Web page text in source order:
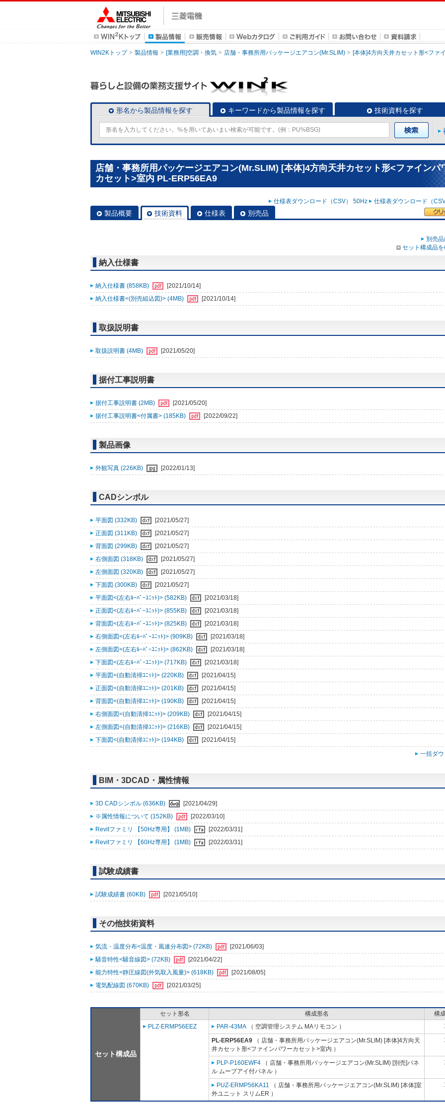
WIN2Kトップ 製品情報 [業務用]空調・換気 店舗・事務所用パッケージエアコン(Mr.SLIM) [本体]4方向天井カセット形<ファ
形名から製品情報を探す キーワードから製品情報を探す 技術資料を探す
店舗・事務所用パッケージエアコン(Mr.SLIM) [本体]4方向天井カセット形<ファインパ
カセット>室内 PL-ERP56EA9
仕様表ダウンロード（CSV） 50Hz 仕様表ダウンロード（
製品概要 技術資料 仕様表 別売品
別売
セット構成品
納入仕様書
納入仕様書 (858KB)
[2021/10/14]
納入仕様書<(別売組込図)> (4MB)
[2021/10/14]
取扱説明書
取扱説明書 (4MB) [2021/05/20]
据付工事説明書
据付工事説明書 (2MB)
[2021/05/20]
据付工事説明書<付属書> (185KB)
[2022/09/22]
製品画像
外観写真 (226KB) [2022/01/13]
CADシンボル
平面図 (332KB)
[2021/05/27]
正面図 (311KB)
[2021/05/27]
背面図 (299KB)
[2021/05/27]
右側面図 (318KB)
[2021/05/27]
左側面図 (320KB)
[2021/05/27]
下面図 (300KB)
[2021/05/27]
平面図<(左右ﾙｰﾊﾞｰﾕﾆｯﾄ)> (582KB)
[2021/03/18]
正面図<(左右ﾙｰﾊﾞｰﾕﾆｯﾄ)> (855KB)
[2021/03/18]
背面図<(左右ﾙｰﾊﾞｰﾕﾆｯﾄ)> (825KB)
[2021/03/18]
右側面図<(左右ﾙｰﾊﾞｰﾕﾆｯﾄ)> (909KB)
[2021/03/18]
左側面図<(左右ﾙｰﾊﾞｰﾕﾆｯﾄ)> (862KB)
[2021/03/18]
下面図<(左右ﾙｰﾊﾞｰﾕﾆｯﾄ)> (717KB)
[2021/03/18]
平面図<(自動清掃ﾕﾆｯﾄ)> (220KB)
[2021/04/15]
正面図<(自動清掃ﾕﾆｯﾄ)> (201KB)
[2021/04/15]
背面図<(自動清掃ﾕﾆｯﾄ)> (190KB)
[2021/04/15]
右側面図<(自動清掃ﾕﾆｯﾄ)> (209KB)
[2021/04/15]
左側面図<(自動清掃ﾕﾆｯﾄ)> (216KB)
[2021/04/15]
下面図<(自動清掃ﾕﾆｯﾄ)> (194KB)
[2021/04/15]
一括ダ
BIM・3DCAD・属性情報
3D CADシンボル (636KB)
[2021/04/29]
※属性情報について (152KB)
[2022/03/10]
Revitファミリ 【50Hz専用】 (1MB)
[2022/03/31]
Revitファミリ 【60Hz専用】 (1MB)
[2022/03/31]
試験成績書
試験成績書 (60KB) [2021/05/10]
その他技術資料
気流・温度分布<温度・風速分布図> (72KB)
[2021/06/03]
騒音特性<騒音線図> (72KB)
[2021/04/22]
能力特性<静圧線図(外気取入風量)> (618KB)
[2021/08/05]
電気配線図 (670KB)
[2021/03/25]
セット構成品
セット形名 構成形名
構
PLZ-ERMP56EEZ
PAR-43MA （ 空調管理システム MAリモコン ）
PL-ERP56EA9 （ 店舗・事務所用パッケージエアコン(Mr.SLIM) [本体]4方向天
井カセット形<ファインパワーカセット>室内 ）
PLP-P160EWF4 （ 店舗・事務所用パッケージエアコン(Mr.SLIM) [別売]パネ
ル ムーブアイ付パネル ）
PUZ-ERMP56KA11 （ 店舗・事務所用パッケージエアコン(Mr.SLIM) [本体]室
外ユニット スリムER ）